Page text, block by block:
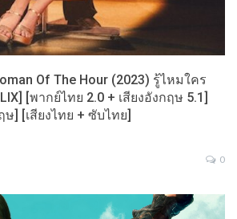
Of The Hour (2023) รู้ไหมใคร
[พากย์ไทย 2.0 + เสียงอังกฤษ 5.1]
ษ] [เสียงไทย + ซับไทย]
0